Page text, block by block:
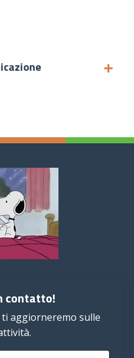
contatto!
aggiorneremo sulle